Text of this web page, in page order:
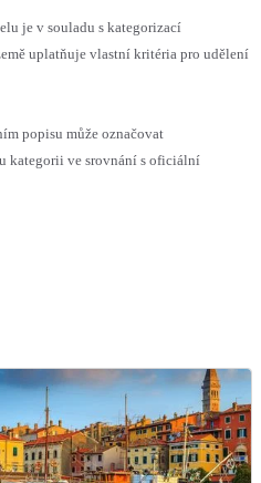
je v souladu s kategorizací
uplatňuje vlastní kritéria pro udělení
popisu může označovat
kategorii ve srovnání s oficiální